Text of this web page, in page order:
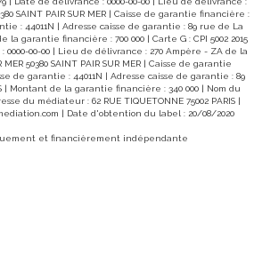
km d'Avranches, Accès facilité
: Mont?Saint?Michel, Rennes et Caen
annuelles d'énergie pour un
1578 € et 2136€ / an Prix moyens
sur les années 2021, 2022 et 2023
risques
exposé sont disponibles sur le site
SAINT PAIR SUR MER | Caisse de garantie financière :
: 44011N | Adresse caisse de garantie : 89 rue de La
la garantie financière : 700 000 | Carte G : CPI 5002 2015
0000-00-00 | Lieu de délivrance : 270 Ampère - ZA de la
MER 50380 SAINT PAIR SUR MER | Caisse de garantie
de garantie : 44011N | Adresse caisse de garantie : 89
| Montant de la garantie financière : 340 000 | Nom du
du médiateur : 62 RUE TIQUETONNE 75002 PARIS |
| Date d'obtention du label : 20/08/2020
et financièrement indépendante